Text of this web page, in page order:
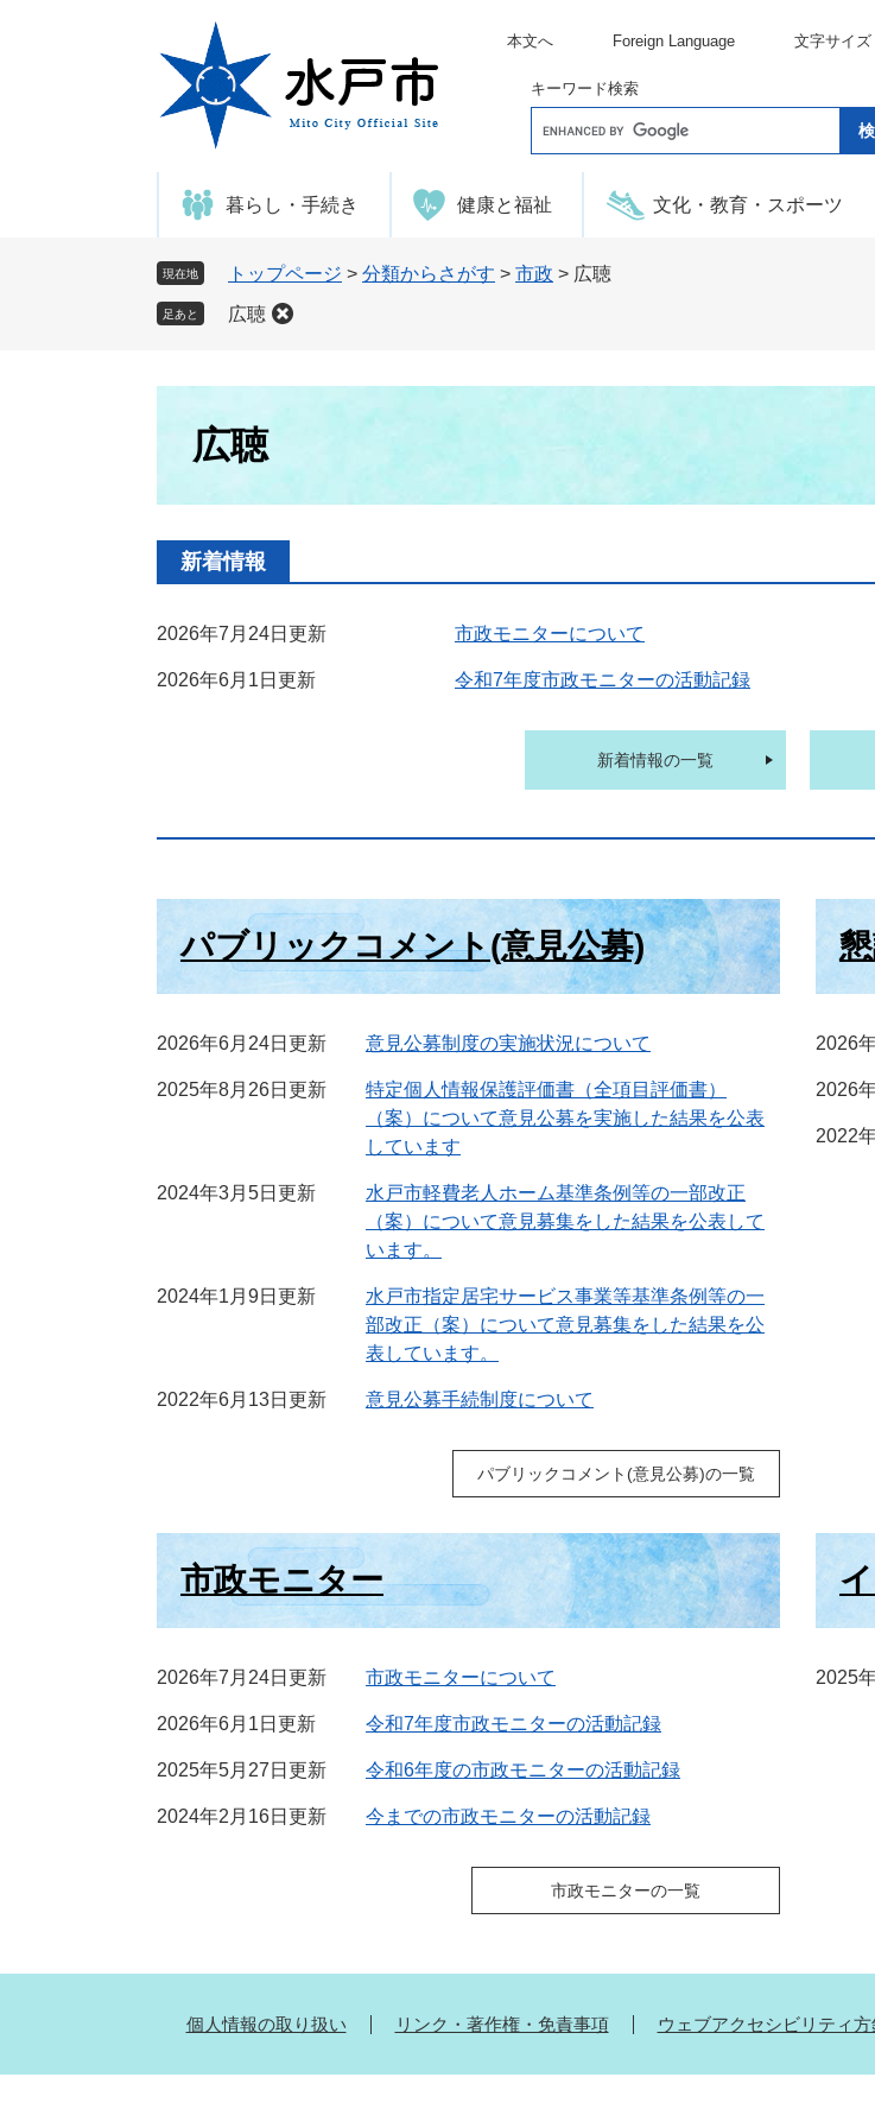
本文へ Foreign Language 文字サイズ
キーワード検索
o
e
タ
ム
暮らし・手続き 健康と福祉 文化・教育・スポーツ
現在地 トップページ > 分類からさがす > 市政 > 広聴
足あと 広聴
広聴
新着情報
2026年7月24日更新 市政モニターについて
2026年6月1日更新 令和7年度市政モニターの活動記録
新着情報の一覧
パブリックコメント(意見公募)
2026年6月24日更新 意見公募制度の実施状況について
2025年8月26日更新
特定個人情報保護評価書（全項目評価書）
（案）について意見公募を実施した結果を公表
しています
2024年3月5日更新
水戸市軽費老人ホーム基準条例等の一部改正
（案）について意見募集をした結果を公表して
います。
2024年1月9日更新
水戸市指定居宅サービス事業等基準条例等の一
部改正（案）について意見募集をした結果を公
表しています。
2022年6月13日更新 意見公募手続制度について
パブリックコメント(意見公募)の一覧
2026
2026
2022
市政モニター
2026年7月24日更新 市政モニターについて
2026年6月1日更新 令和7年度市政モニターの活動記録
2025年5月27日更新 令和6年度の市政モニターの活動記録
2024年2月16日更新 今までの市政モニターの活動記録
市政モニターの一覧
2025
個人情報の取り扱い リンク・著作権・免責事項 ウェブアクセシビリティ方